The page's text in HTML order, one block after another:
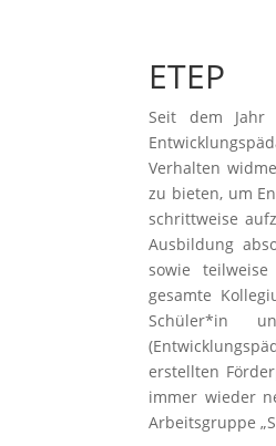
ETEP
Seit dem Jahr
Verhalten
zu bieten, um
schrittweise
Ausbildung
sowie
gesamte
Schüler*in
erstellten
immer wieder
Arbeitsgruppe